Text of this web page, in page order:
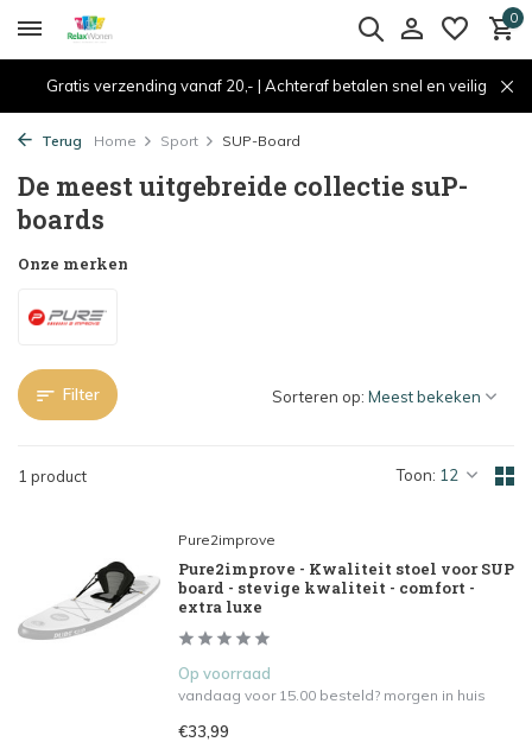
0
Gratis verzending vanaf 20,- | Achteraf betalen snel en veilig
Terug Home Sport SUP-Board
De meest uitgebreide collectie suP-
boards
Onze merken
Filter
1 product Toon:
Sorteren op:
Pure2improve
Pure2improve - Kwaliteit stoel voor SUP
board - stevige kwaliteit - comfort -
extra luxe
Op voorraad
vandaag voor 15.00 besteld? morgen in huis
€33,99